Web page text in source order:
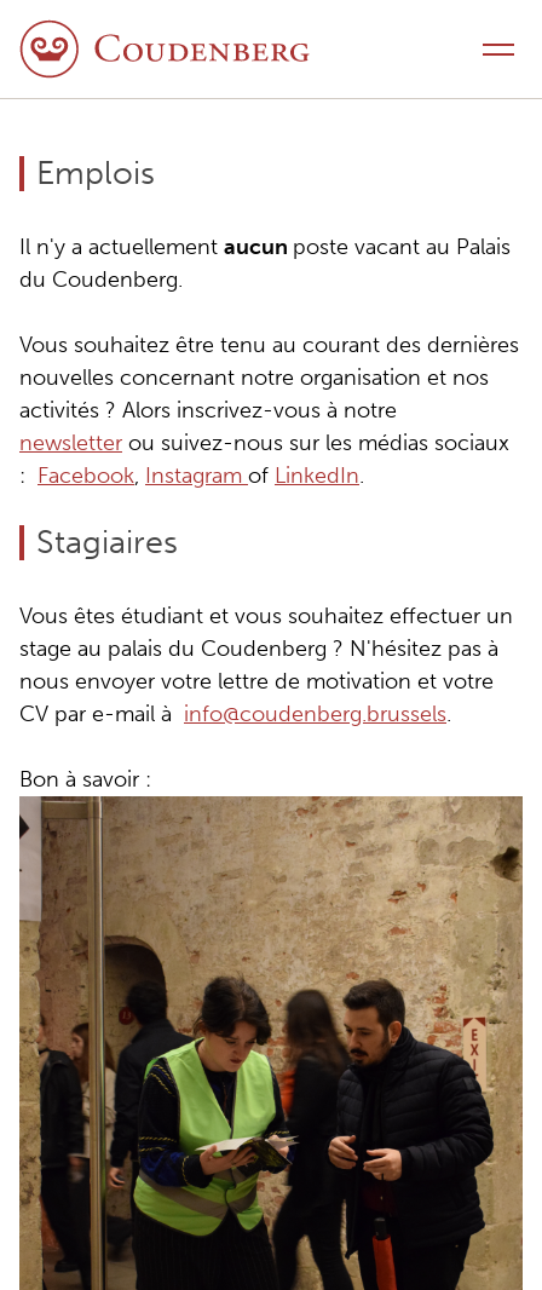
Emplois
Il n'y a actuellement aucun poste vacant au Palais
du Coudenberg.
Vous souhaitez être tenu au courant des dernières
nouvelles concernant notre organisation et nos
activités ? Alors inscrivez-vous à notre
newsletter ou suivez-nous sur les médias sociaux
: Facebook, Instagram of LinkedIn.
Stagiaires
Vous êtes étudiant et vous souhaitez effectuer un
stage au palais du Coudenberg ? N'hésitez pas à
nous envoyer votre lettre de motivation et votre
CV par e-mail à info@coudenberg.brussels.
Bon à savoir :